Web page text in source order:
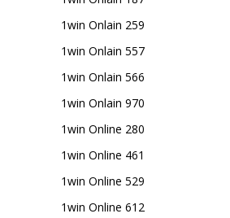
1win Onlain 259
1win Onlain 557
1win Onlain 566
1win Onlain 970
1win Online 280
1win Online 461
1win Online 529
1win Online 612